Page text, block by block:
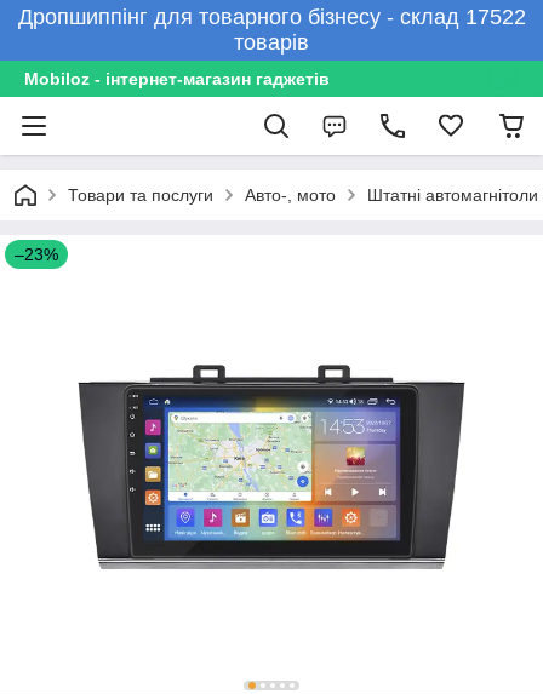
Дропшиппінг для товарного бізнесу - склад 17522
товарів
Mobiloz - інтернет-магазин гаджетів
Товари та послуги Авто-, мото Штатні автомагнітоли
–23%